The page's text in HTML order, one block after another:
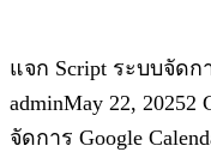
แจก Script ระบบจัดก
adminMay 22, 20252
จัดการ Google